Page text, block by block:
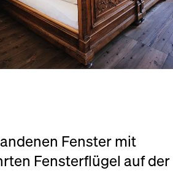
Fenster mit
Fensterflügel auf der